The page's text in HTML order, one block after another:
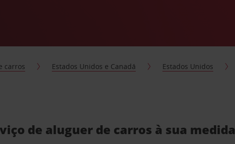
carros Estados Unidos e Canadá Estados Unidos
de aluguer de carros à sua medida